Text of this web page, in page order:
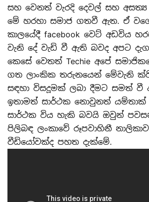
සහ වෙනත් වැරදි දෙවල් සහ අසත්‍ය
මේ හරහා සමාජ ගතවී ඇත. ඒ
කාලයේදී facebook වෙට් අඩවිය
වැනි දේ වැඩි වී ඇති බවද අපට
කෙසේ වෙතත් Techie අපේ
ගත ලාංකික තරුනයෙන් මේවැනි
සඳහා විසදූමක් ලබා දීමට සමත් වී
ඉතාමත් සාර්ථක නොවුනත්
සාර්ථක විය හැකි බවයි ඔවුන්
පිලිබඳ ලංකාවේ රූපවාහිනී
වීඩියෝවක්ද පහත දැක්මේ.